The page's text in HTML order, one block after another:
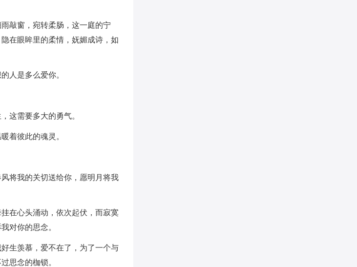
敲窗，宛转柔肠，这一庭的宁
在眼眸里的柔情，妩媚成诗，如
人是多么爱你。
这需要多大的勇气。
着彼此的魂灵。
将我的关切送给你，愿明月将我
在心头涌动，依次起伏，而寂寞
对你的思念。
生羡慕，爱不在了，为了一个与
思念的枷锁。